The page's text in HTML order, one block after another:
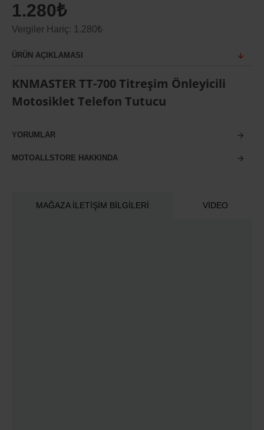
1.280₺
Vergiler Hariç: 1.280₺
ÜRÜN AÇIKLAMASI
KNMASTER TT-700 Titreşim Önleyicili
Motosiklet Telefon Tutucu
YORUMLAR
MOTOALLSTORE HAKKINDA
MAĞAZA İLETIŞIM BILGILERI VIDEO